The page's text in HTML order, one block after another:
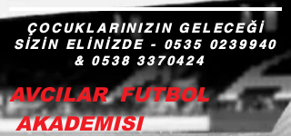
ÇOCUKLARINIZIN GELECEĞİ
SİZİN ELİNİZDE - 0535 0239940
& 0538 3370424
AVCILAR FUTBOL
AKADEMISI